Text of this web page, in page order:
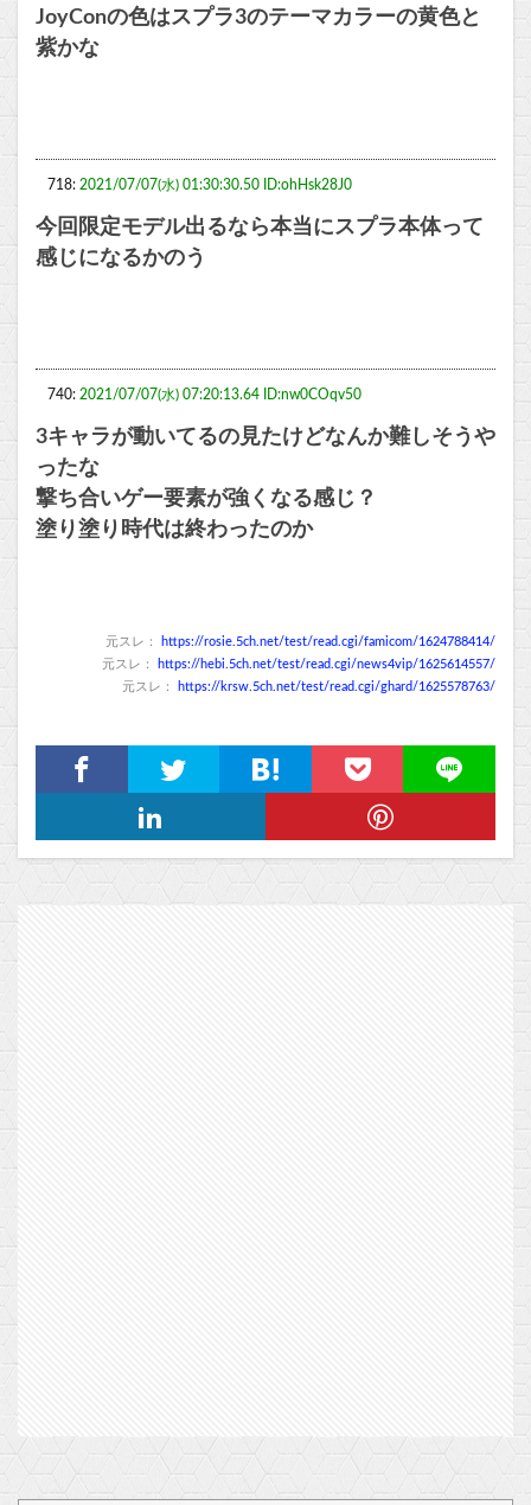
JoyConの色はスプラ3のテーマカラーの黄色と
紫かな
718: 2021/07/07(水) 01:30:30.50 ID:ohHsk28J0
今回限定モデル出るなら本当にスプラ本体って
感じになるかのう
740: 2021/07/07(水) 07:20:13.64 ID:nw0COqv50
3キャラが動いてるの見たけどなんか難しそうや
ったな
撃ち合いゲー要素が強くなる感じ？
塗り塗り時代は終わったのか
元スレ： https://rosie.5ch.net/test/read.cgi/famicom/1624788414/
元スレ： https://hebi.5ch.net/test/read.cgi/news4vip/1625614557/
元スレ： https://krsw.5ch.net/test/read.cgi/ghard/1625578763/